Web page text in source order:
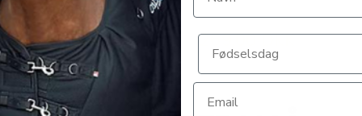
DKK 269,00 DKK